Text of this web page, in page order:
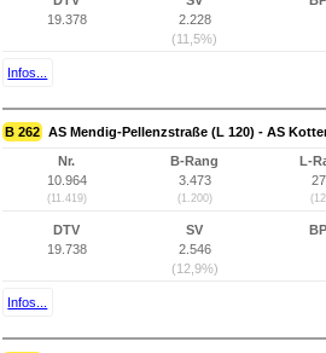
19.378
2.228
(11,5%)
Infos...
B 262 AS Mendig-Pellenzstraße (L 120) - AS
Nr.
10.964
(11.419)
B-Rang
3.473
(1.200)
L-
DTV
19.738
SV
2.546
(12,9%)
Infos...